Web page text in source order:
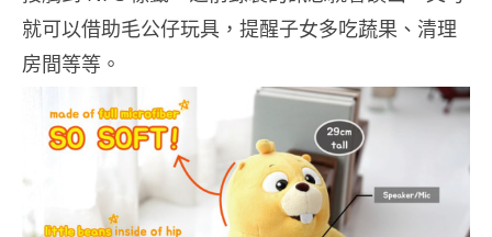
就可以借助毛公仔玩具，提醒子女多吃蔬果、清理
房間等等。